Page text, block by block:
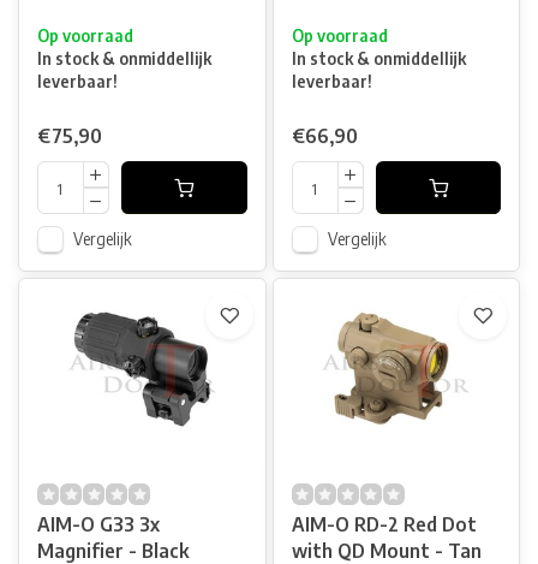
Op voorraad
In stock & onmiddellijk
leverbaar!
€75,90
Vergelijk
Op voorraad
In stock & onmiddellijk
leverbaar!
€66,90
Vergelijk
AIM-O G33 3x
Magnifier - Black
AIM-O RD-2 Red Dot
with QD Mount - Tan